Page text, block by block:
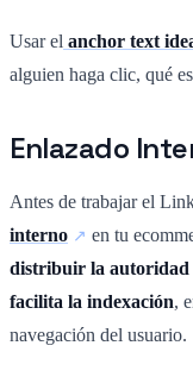
Usar el anchor text
alguien haga clic, qué
Enlazado
Antes de trabajar el
interno
en tu
distribuir la autoridad
facilita la indexación,
navegación del usuario.